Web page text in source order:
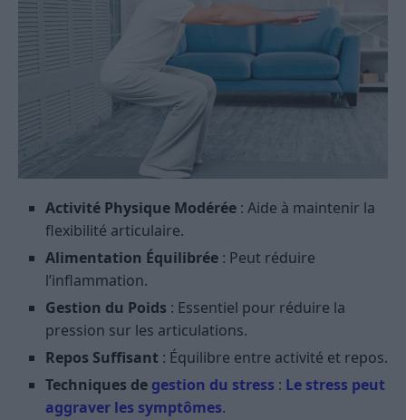
Activité Physique Modérée : Aide à maintenir la
flexibilité articulaire.
Alimentation Équilibrée : Peut réduire
l’inflammation.
Gestion du Poids : Essentiel pour réduire la
pression sur les articulations.
Repos Suffisant : Équilibre entre activité et repos.
Techniques de gestion du stress : Le stress peut
aggraver les symptômes.